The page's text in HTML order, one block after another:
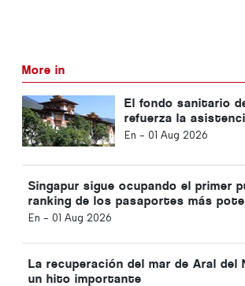
More in
El fondo sanitario
refuerza la
universal
En - 01 Aug 2026
Singapur sigue ocupando el primer
ranking de los pasaportes más
mundo
En - 01 Aug 2026
La recuperación del mar de Aral del
un hito importante